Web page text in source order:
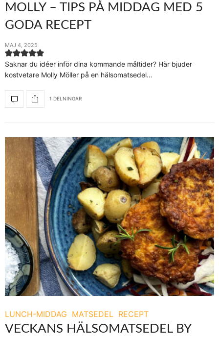
MOLLY – TIPS PÅ MIDDAG MED 5
GODA RECEPT
MAJ 4, 2025
Saknar du idéer inför dina kommande måltider? Här bjuder
kostvetare Molly Möller på en hälsomatsedel…
1 DELNINGAR
LUNCH-MIDDAG MATSEDEL RECEPT
VECKANS HÄLSOMATSEDEL BY